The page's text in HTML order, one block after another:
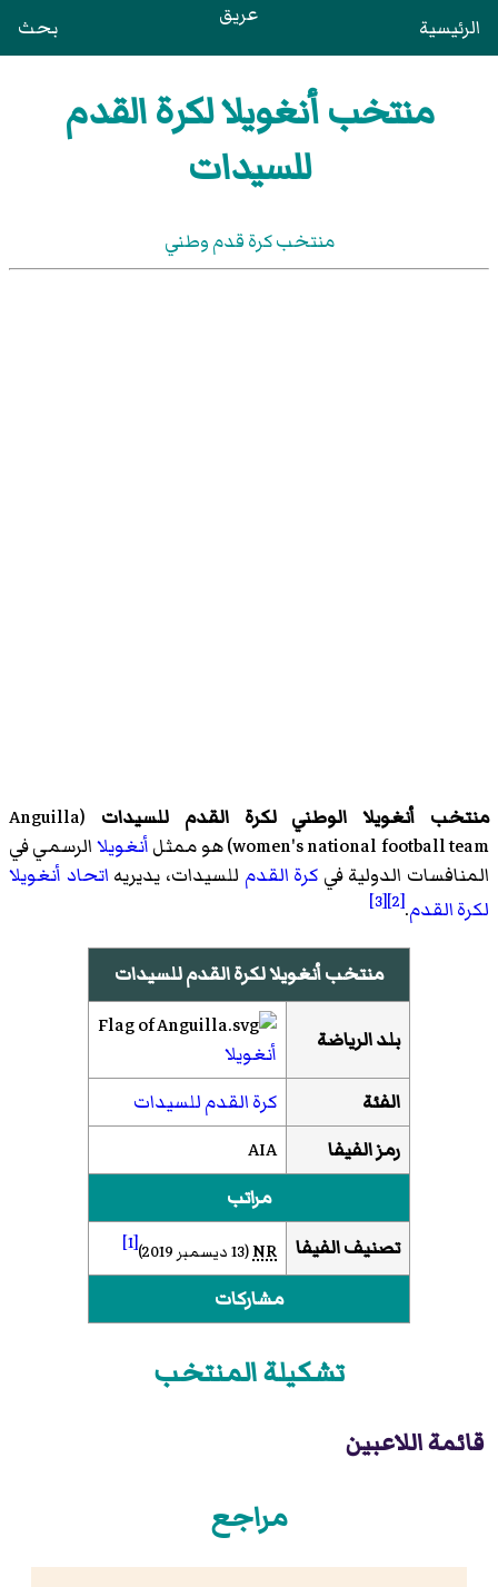
الرئيسية عريق بحث
منتخب أنغويلا لكرة القدم
للسيدات
منتخب كرة قدم وطني
منتخب أنغويلا الوطني لكرة القدم للسيدات (
Anguilla
women's national football team)‏ هو ممثلأنغويلاالرسمي في
المنافسات الدولية في كرة القدم للسيدات، يديريه اتحاد أنغويلا
لكرة القدم.
[2]
[3]
منتخب أنغويلا لكرة القدم للسيدات
بلد الرياضة
أنغويلا
الفئة
كرة القدم للسيدات
رمز الفيفا
AIA
مراتب
تصنيف الفيفا
NR(13 ديسمبر 2019) [1]
مشاركات
تشكيلة المنتخب
قائمة اللاعبين
مراجع